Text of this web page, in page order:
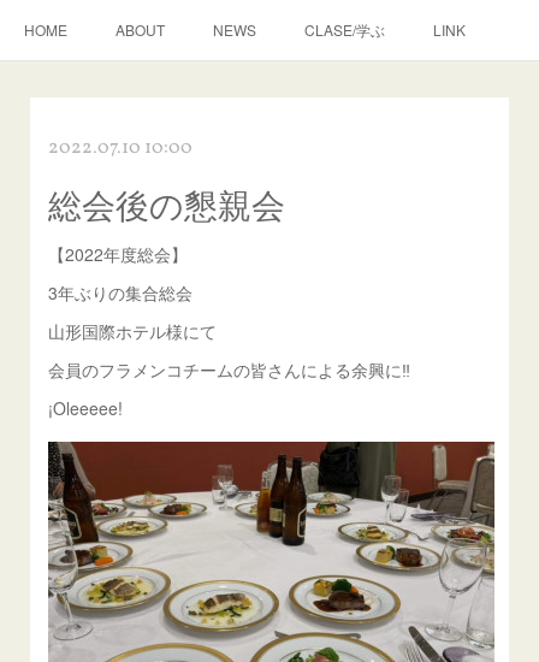
HOME ABOUT NEWS CLASE/学ぶ LINK
2022.07.10 10:00
総会後の懇親会
【2022年度総会】
3年ぶりの集合総会
山形国際ホテル様にて
会員のフラメンコチームの皆さんによる余興に‼
¡Oleeeee!